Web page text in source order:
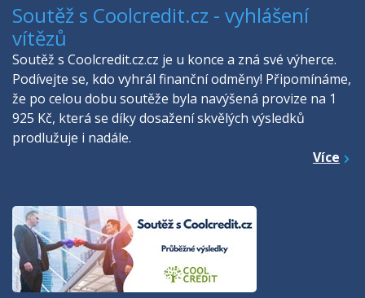
Soutěž s Coolcredit.cz - vyhlášení
vítězů
Soutěž s Coolcredit.cz.cz je u konce a zná své výherce.
Podívejte se, kdo vyhrál finanční odměny! Připomínáme,
že po celou dobu soutěže byla navýšená provize na 1
925 Kč, která se díky dosažení skvělých výsledků
prodlužuje i nadále.
Více